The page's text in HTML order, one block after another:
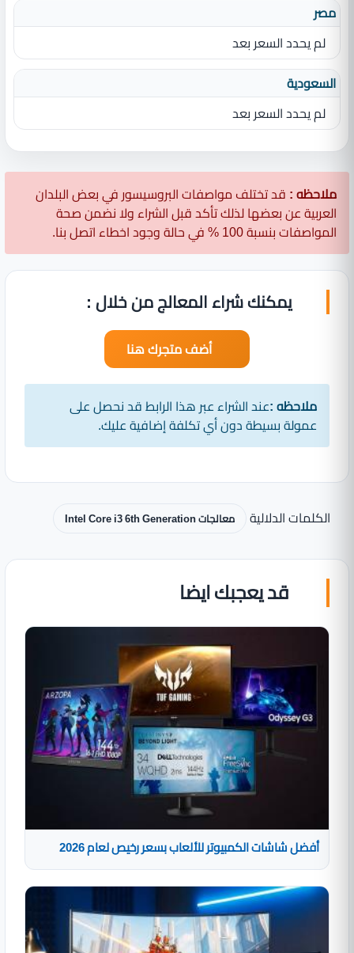
مصر
لم يحدد السعر بعد
السعودية
لم يحدد السعر بعد
ملاحظه : قد تختلف مواصفات البروسيسور في بعض البلدان
العربية عن بعضها لذلك تأكد قبل الشراء ولا نضمن صحة
المواصفات بنسبة 100 % في حالة وجود اخطاء اتصل بنا.
يمكنك شراء المعالج من خلال :
أضف متجرك هنا
ملاحظه :عند الشراء عبر هذا الرابط قد نحصل على
عمولة بسيطة دون أي تكلفة إضافية عليك.
الكلمات الدلالية معالجات Intel Core i3 6th Generation
قد يعجبك ايضا
أفضل شاشات الكمبيوتر للألعاب بسعر رخيص لعام 2026